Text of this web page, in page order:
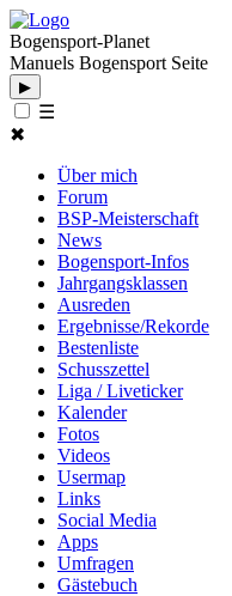
Bogensport-Planet
Manuels Bogensport Seite
▶
☰
✖
Über mich
Forum
BSP-Meisterschaft
News
Bogensport-Infos
Jahrgangsklassen
Ausreden
Ergebnisse/Rekorde
Bestenliste
Schusszettel
Liga / Liveticker
Kalender
Fotos
Videos
Usermap
Links
Social Media
Apps
Umfragen
Gästebuch